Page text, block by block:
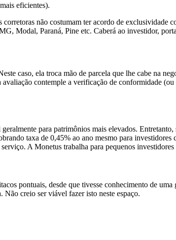
eficientes).
não costumam ter acordo de exclusividade
Modal, Paraná, Pine etc. Caberá ao investidor,
caso, ela troca mão de parcela que lhe cabe na
contemple a verificação de conformidade
para patrimônios mais elevados. Entretanto,
taxa de 0,45% ao ano mesmo para
A Monetus trabalha para pequenos investidores
pontuais, desde que tivesse conhecimento de
creio ser viável fazer isto neste espaço.